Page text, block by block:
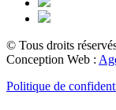
© Tous droits
Conception Web :
Politique de